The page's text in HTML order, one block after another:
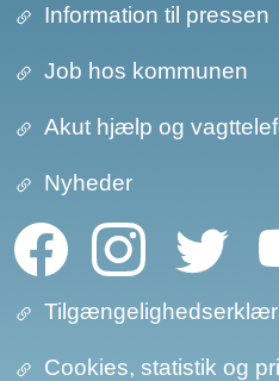
Information til pressen
Job hos kommunen
Akut hjælp og
Nyheder
Cookies, statistik og